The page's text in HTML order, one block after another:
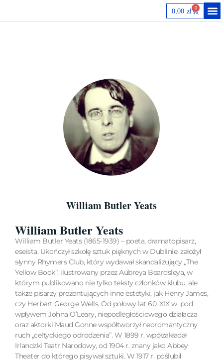
0,00 zł 0
William Butler Yeats
William Butler Yeats
William Butler Yeats (1865-1939) – poeta, dramatopisarz,
eseista. Ukończył szkołę sztuk pięknych w Dublinie, założył
słynny Rhymers Club, który wydawał skandalizujący „The
Yellow Book”, ilustrowany przez Aubreya Beardsleya, w
którym publikowano nie tylko teksty członków klubu, ale
także pisarzy prezentujących inne estetyki, jak Henry James,
czy Herbert George Wells. Od połowy lat 60. XIX w. pod
wpływem Johna O’Leary, niepodległościowego działacza
oraz aktorki Maud Gonne współtworzył neoromantyczny
ruch „celtyckiego odrodzenia”. W 1899 r. wpółzakładał
Irlandzki Teatr Narodowy, od 1904 r. znany jako Abbey
Theater do którego pisywał sztuki. W 1917 r. poślubił